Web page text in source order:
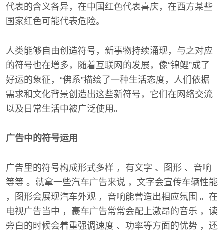
代表的含义各异，在中国红色代表喜庆，在西方某些
国家红色可能代表危险。
人类能够自由创造符号，新事物持续涌现，与之对应
的符号也在增多，随着互联网的发展，像“锦鲤”成了
好运的象征，“佛系”描绘了一种生活态度，人们依据
需求和文化背景创造出这些新符号，它们在网络交流
以及日常生活中被广泛使用。
广告中的符号运用
广告里的符号构成形式多样 ，有文字 、图形 、音响
等等 。就拿一些汽车广告来说 ，文字会宣传车辆性能
，图形会展现汽车外观 ，音响能营造出相应氛围 。在
电视广告当中 ，豪车广告常常会配上激昂的音乐 ，读
旁白的时候会着重强调速度 、功率等方面的优势 ，还